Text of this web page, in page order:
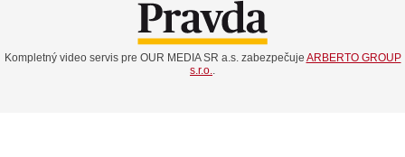
Kompletný video servis pre OUR MEDIA SR a.s. zabezpečuje ARBERTO GROUP
s.r.o.